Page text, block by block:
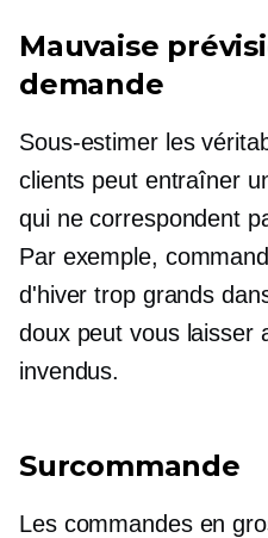
Mauvaise
demande
Sous-estimer les
clients peut entraîner
qui ne correspondent
Par exemple,
d'hiver trop grands
doux peut vous laisser
invendus.
Surcommande
Les commandes en